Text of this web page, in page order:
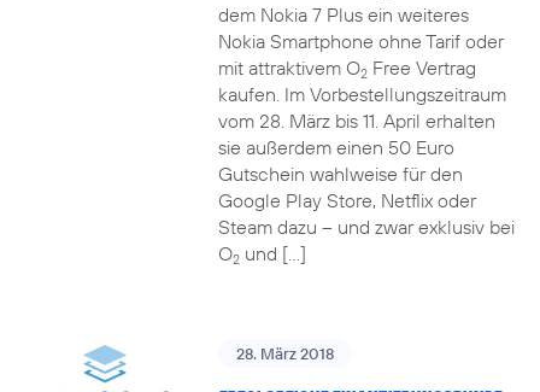
dem Nokia 7 Plus ein weiteres
Nokia Smartphone ohne Tarif oder
mit attraktivem O2Free Vertrag
kaufen. Im Vorbestellungszeitraum
vom 28. März bis 11. April erhalten
sie außerdem einen 50 Euro
Gutschein wahlweise für den
Google Play Store, Netflix oder
Steam dazu – und zwar exklusiv bei
O2und […]
28. März 2018